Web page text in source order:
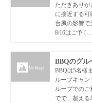
ただきありが
に接近する可
台風の影響で
8/16はご予
BBQのグル
BBQは5名様
ループキャ
ループでのご
でで、超える